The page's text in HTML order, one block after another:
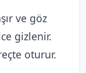
ve göz
gizlenir.
oturur.